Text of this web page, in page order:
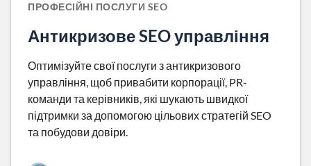
ПРОФЕСІЙНІ ПОСЛУГИ SEO
Антикризове SEO управління
Оптимізуйте свої послуги з антикризового
управління, щоб привабити корпорації, PR-
команди та керівників, які шукають швидкої
підтримки за допомогою цільових стратегій SEO
та побудови довіри.